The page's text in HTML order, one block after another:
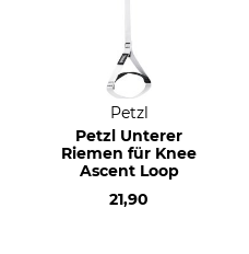
Petzl
Petzl Unterer
Riemen für Knee
Ascent Loop
21,90